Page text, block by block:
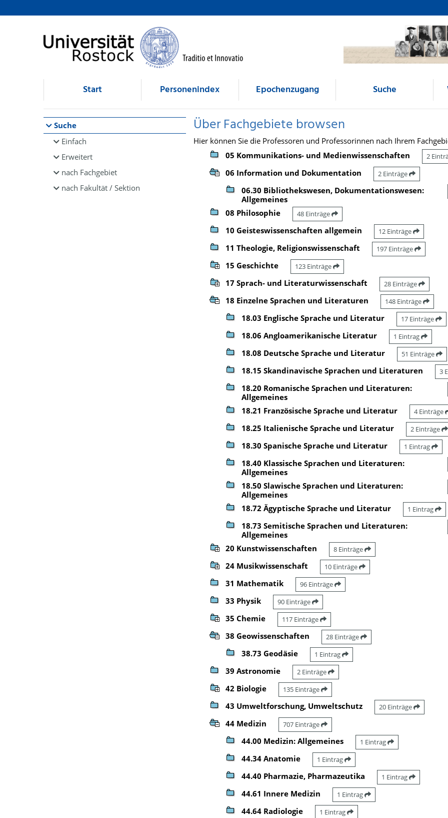
Browsen
direkt zum Inhalt
Start Personenindex Epochenzugang Suche
Suche
Einfach
Erweitert
nach Fachgebiet
nach Fakultät / Sektion
Über Fachgebiete browsen
Hier können Sie die Professoren und Professorinnen nach Ihrem
05 Kommunikations- und Medienwissenschaften
2
06 Information und Dokumentation 2 Einträge
06.30 Bibliothekswesen, Dokumentationswesen:
Allgemeines
08 Philosophie 48 Einträge
10 Geisteswissenschaften allgemein 12 Einträge
11 Theologie, Religionswissenschaft 197 Einträge
15 Geschichte 123 Einträge
17 Sprach- und Literaturwissenschaft 28 Einträge
18 Einzelne Sprachen und Literaturen 148 Einträge
18.03 Englische Sprache und Literatur 17 Einträge
18.06 Angloamerikanische Literatur 1 Eintrag
18.08 Deutsche Sprache und Literatur 51 Einträge
18.15 Skandinavische Sprachen und Literaturen 3
18.20 Romanische Sprachen und Literaturen:
Allgemeines
18.21 Französische Sprache und Literatur 4 Einträge
18.25 Italienische Sprache und Literatur 2 Einträge
18.30 Spanische Sprache und Literatur 1 Eintrag
18.40 Klassische Sprachen und Literaturen:
Allgemeines
18.50 Slawische Sprachen und Literaturen:
Allgemeines
18.72 Ägyptische Sprache und Literatur 1 Eintrag
18.73 Semitische Sprachen und Literaturen:
Allgemeines
20 Kunstwissenschaften 8 Einträge
24 Musikwissenschaft 10 Einträge
31 Mathematik 96 Einträge
33 Physik 90 Einträge
35 Chemie 117 Einträge
38 Geowissenschaften 28 Einträge
38.73 Geodäsie 1 Eintrag
39 Astronomie 2 Einträge
42 Biologie 135 Einträge
43 Umweltforschung, Umweltschutz 20 Einträge
44 Medizin 707 Einträge
44.00 Medizin: Allgemeines 1 Eintrag
44.34 Anatomie 1 Eintrag
44.40 Pharmazie, Pharmazeutika 1 Eintrag
44.61 Innere Medizin 1 Eintrag
44.64 Radiologie 1 Eintrag